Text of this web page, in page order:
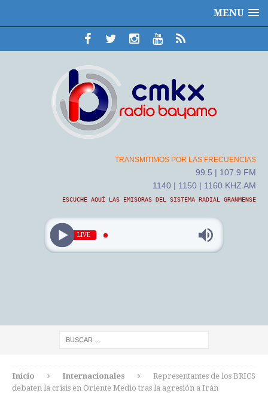
MENU
TRANSMITIMOS POR LAS FRECUENCIAS
99.5 | 107.9 FM
1140 | 1150 | 1160 KHZ AM
ESCUCHE AQUÍ LAS EMISORAS DEL SISTEMA RADIAL GRANMENSE
LIVE
Inicio Internacionales
Representantes de los BRICS
debaten la crisis en Oriente Medio tras la agresión a Irán